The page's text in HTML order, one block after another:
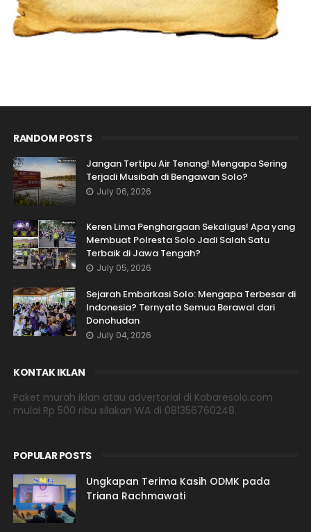
RANDOM POSTS
Jangan Tertipu Air Tenang! Mengapa Sering
Terjadi Musibah di Bengawan Solo?
July 06, 2026
Keren Lima Penghargaan Sekaligus! Apa yang
Membuat Polresta Solo Jadi Salah Satu
Terbaik di Jawa Tengah?
July 05, 2026
Sejarah Embarkasi Solo: Mengapa Terbesar di
Indonesia? Ternyata Semua Berawal dari
Donohudan
July 04, 2026
KONTAK IKLAN
Paket murah iklan atau advertorial di Kabaresolo.com
mulai Rp 500 ribu silakan WA di 081356760248.
POPULAR POSTS
Ungkapan Terima Kasih ODMK pada
Triana Rachmawati